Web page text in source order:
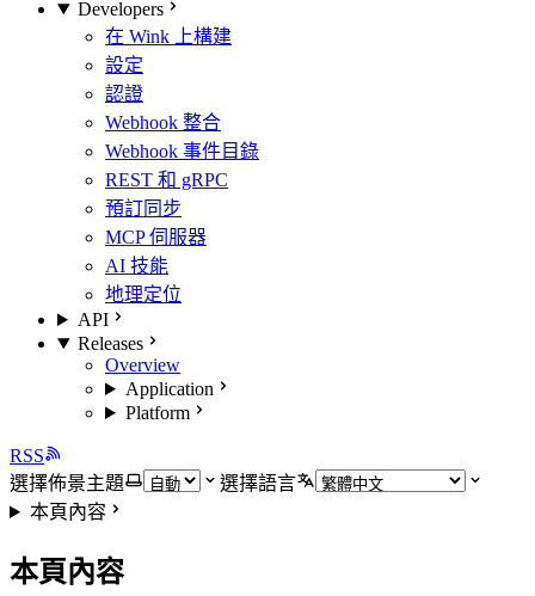
Developers
在 Wink 上構建
設定
認證
Webhook 整合
Webhook 事件目錄
REST 和 gRPC
預訂同步
MCP 伺服器
AI 技能
地理定位
API
Releases
Overview
Application
Platform
RSS
選擇佈景主題
選擇語言
本頁內容
本頁內容